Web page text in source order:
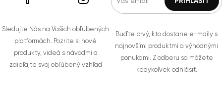
Sledujte Nás na Vašich obľúbených
platformách. Pozrite si nové
produkty, videá s návodmi a
zdieľajte svoj obľúbený vzhľad
Buďte prvý, kto dostane e-maily s
najnovšími produktmi a výhodnými
ponukami. Z odberu sa môžete
kedykoľvek odhlásiť.